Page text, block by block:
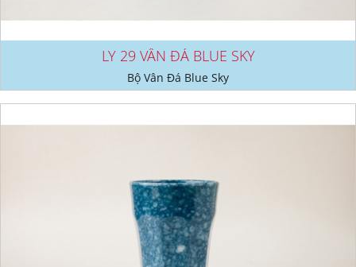
LY 29 VÂN ĐÁ BLUE SKY
Bộ Vân Đá Blue Sky